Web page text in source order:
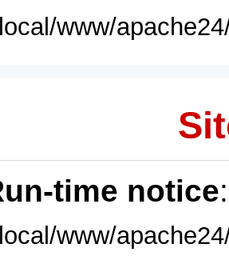
www/
time notice
www/